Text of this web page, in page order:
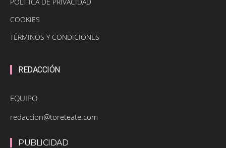
COOKIES
TÉRMINOS Y CONDICIONES
REDACCIÓN
EQUIPO
redaccion@toreteate.com
PUBLICIDAD